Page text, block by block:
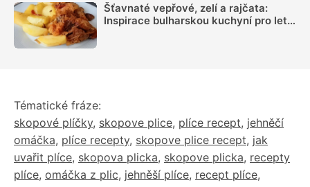
Šťavnaté vepřové, zelí a rajčata:
Inspirace bulharskou kuchyní pro letní
Tématické fráze:
skopové plíčky, skopove plice, plíce recept, jehněčí
omáčka, plíce recepty, skopove plice recept, jak
uvařit plíce, skopova plicka, skopove plicka, recepty
plíce, omáčka z plic, jehněší plíce, recept plíce,